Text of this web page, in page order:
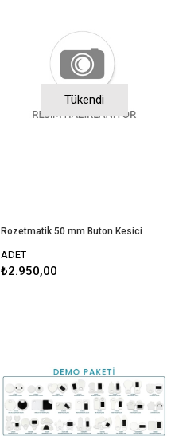
Tükendi
Rozetmatik 50 mm Buton Kesici
ADET
₺2.950,00